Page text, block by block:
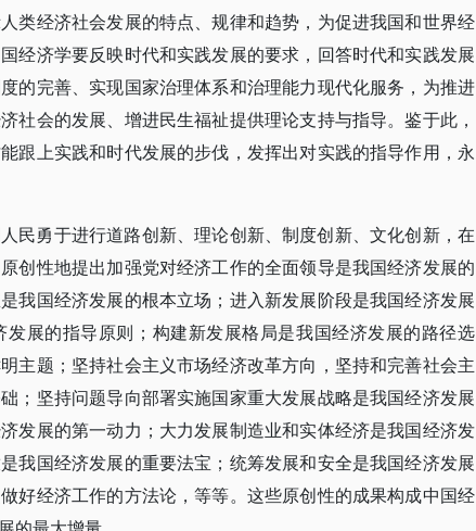
类经济社会发展的特点、规律和趋势，为促进我国和世界经
经济学要反映时代和实践发展的要求，回答时代和实践发展
的完善、实现国家治理体系和治理能力现代化服务，为推进
社会的发展、增进民生福祉提供理论支持与指导。鉴于此，
跟上实践和时代发展的步伐，发挥出对实践的指导作用，永
民勇于进行道路创新、理论创新、制度创新、文化创新，在
创性地提出加强党对经济工作的全面领导是我国经济发展的
我国经济发展的根本立场；进入新发展阶段是我国经济发展
展的指导原则；构建新发展格局是我国经济发展的路径选
主题；坚持社会主义市场经济改革方向，坚持和完善社会主
；坚持问题导向部署实施国家重大发展战略是我国经济发展
发展的第一动力；大力发展制造业和实体经济是我国经济发
我国经济发展的重要法宝；统筹发展和安全是我国经济发展
好经济工作的方法论，等等。这些原创性的成果构成中国经